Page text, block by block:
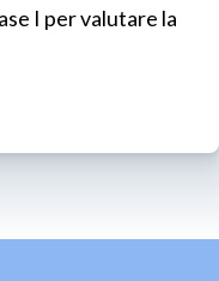
I per valutare la